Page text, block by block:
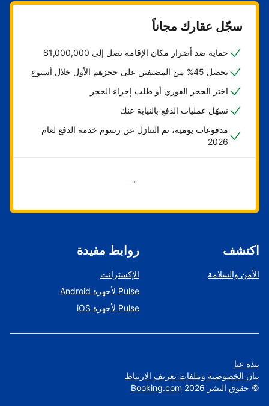
سجّل عقارك مجاناً
حماية ضد أضرار مكان الإقامة تصل إلى 1,000,000$
يحصل 45% من المضيفين على حجزهم الأول خلال أسبوع
اختر الحجز الفوري أو طلب إجراء الحجز
نسهّل عمليات الدفع بالنيابة عنك
مدفوعات يومية، تم التنازل عن رسوم خدمة الدفع لعام
2026
ابدأ الآن
اكتشف
الأمن والسلامة
روابط مفيدة
الإكسترانت
Pulse لأجهزة Android
Pulse لأجهزة iOS
نبذة عنا
بيان الخصوصية وملفات تعريف الارتباط
© حقوق النشر Booking.com 2026